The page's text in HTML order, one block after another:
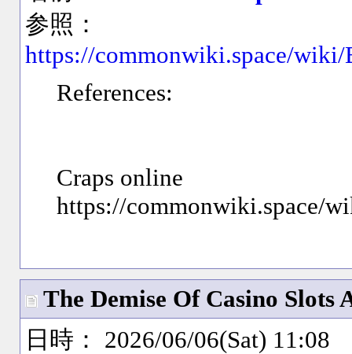
参照：
https://commonwiki.space/wiki/
References:
Craps online
https://commonwiki.space/
The Demise Of Casino Slots
日時： 2026/06/06(Sat) 11:08